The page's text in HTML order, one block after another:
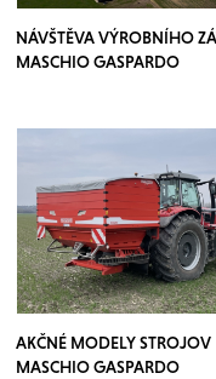
NÁVŠTĚVA VÝROBNÍHO
MASCHIO GASPARDO
AKČNÉ MODELY STROJOV
MASCHIO GASPARDO